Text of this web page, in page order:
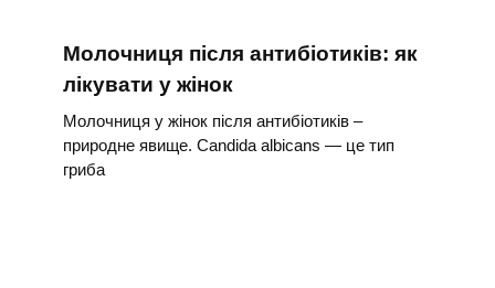
Молочниця після антибіотиків: як
лікувати у жінок
Молочниця у жінок після антибіотиків –
природне явище. Candida albicans — це тип
гриба